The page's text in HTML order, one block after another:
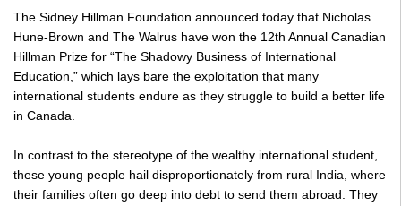
The Sidney Hillman Foundation announced today that Nicholas
Hune-Brown and The Walrus have won the 12th Annual Canadian
Hillman Prize for “The Shadowy Business of International
Education,” which lays bare the exploitation that many
international students endure as they struggle to build a better life
in Canada.
In contrast to the stereotype of the wealthy international student,
these young people hail disproportionately from rural India, where
their families often go deep into debt to send them abroad. They